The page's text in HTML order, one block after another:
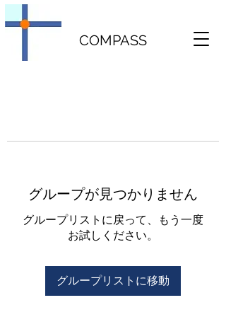
COMPASS
グループが見つかりません
グループリストに戻って、もう一度
お試しください。
グループリストに移動